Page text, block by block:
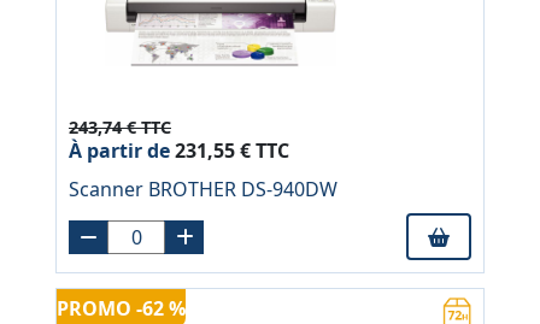
243,74 € TTC
À partir de231,55 € TTC
Scanner BROTHER DS-940DW
PROMO -62 %